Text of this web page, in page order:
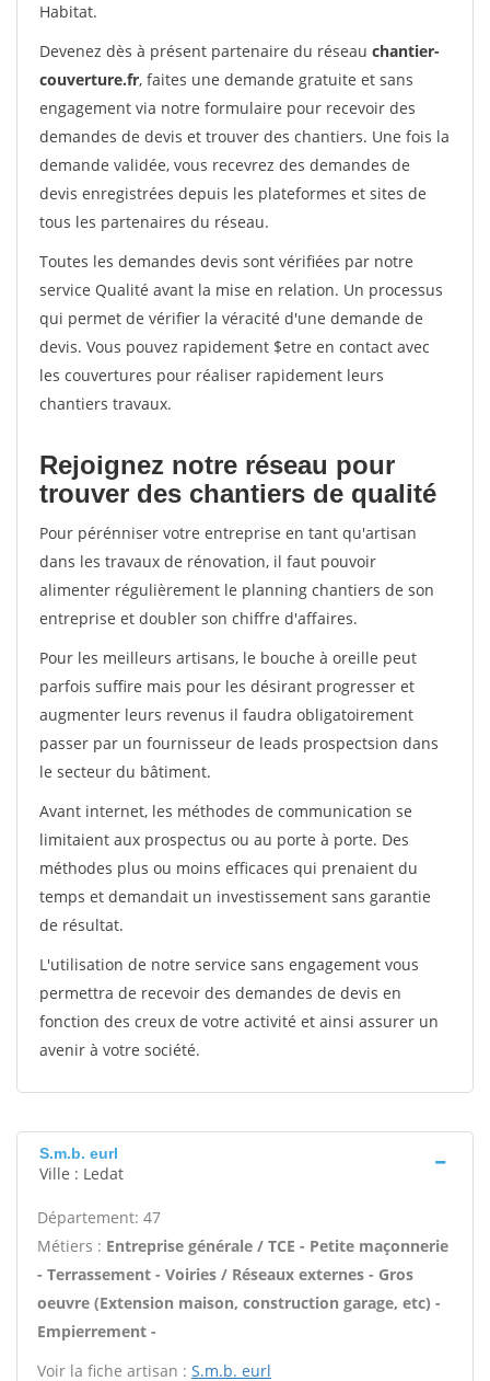
Habitat.
Devenez dès à présent partenaire du réseau chantier-
couverture.fr, faites une demande gratuite et sans
engagement via notre formulaire pour recevoir des
demandes de devis et trouver des chantiers. Une fois la
demande validée, vous recevrez des demandes de
devis enregistrées depuis les plateformes et sites de
tous les partenaires du réseau.
Toutes les demandes devis sont vérifiées par notre
service Qualité avant la mise en relation. Un processus
qui permet de vérifier la véracité d'une demande de
devis. Vous pouvez rapidement $etre en contact avec
les couvertures pour réaliser rapidement leurs
chantiers travaux.
Rejoignez notre réseau pour
trouver des chantiers de qualité
Pour pérénniser votre entreprise en tant qu'artisan
dans les travaux de rénovation, il faut pouvoir
alimenter régulièrement le planning chantiers de son
entreprise et doubler son chiffre d'affaires.
Pour les meilleurs artisans, le bouche à oreille peut
parfois suffire mais pour les désirant progresser et
augmenter leurs revenus il faudra obligatoirement
passer par un fournisseur de leads prospectsion dans
le secteur du bâtiment.
Avant internet, les méthodes de communication se
limitaient aux prospectus ou au porte à porte. Des
méthodes plus ou moins efficaces qui prenaient du
temps et demandait un investissement sans garantie
de résultat.
L'utilisation de notre service sans engagement vous
permettra de recevoir des demandes de devis en
fonction des creux de votre activité et ainsi assurer un
avenir à votre société.
S.m.b. eurl
Ville : Ledat
Département: 47
Métiers : Entreprise générale / TCE - Petite maçonnerie
- Terrassement - Voiries / Réseaux externes - Gros
oeuvre (Extension maison, construction garage, etc) -
Empierrement -
Voir la fiche artisan : S.m.b. eurl